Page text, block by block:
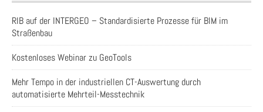
RIB auf der INTERGEO – Standardisierte Prozesse für BIM im
Straßenbau
Kostenloses Webinar zu GeoTools
Mehr Tempo in der industriellen CT-Auswertung durch
automatisierte Mehrteil-Messtechnik